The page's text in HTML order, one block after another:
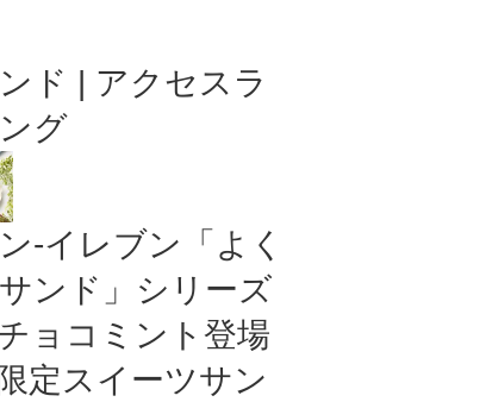
ド | アクセスラ
グ
‐イレブン「よく
ンド」シリーズ
ョコミント登場
限定スイーツサン